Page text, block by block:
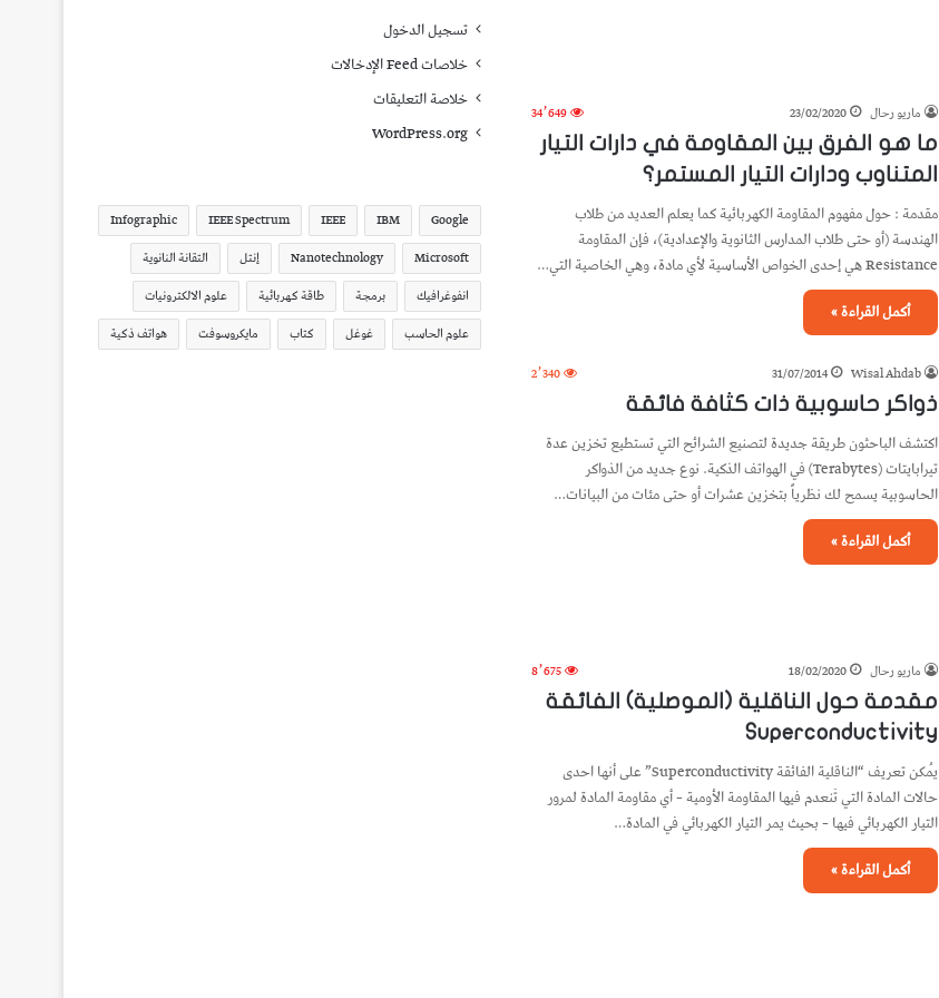
ماريو رحال 23/02/2020
34٬649
ما هو الفرق بين المقاومة في دارات التيار
المتناوب ودارات التيار المستمر؟
مقدمة : حول مفهوم المقاومة الكهربائية كما يعلم العديد من طلاب
الهندسة (أو حتى طلاب المدارس الثانوية والإعدادية)، فإن المقاومة
Resistance هي إحدى الخواص الأساسية لأي مادة، وهي الخاصية التي…
أكمل القراءة »
Wisal Ahdab
31/07/2014
2٬340
ذواكر حاسوبية ذات كثافة فائقة
اكتشف الباحثون طريقة جديدة لتصنيع الشرائح التي تستطيع تخزين عدة
تيرابايتات (Terabytes) في الهواتف الذكية. نوع جديد من الذواكر
الحاسوبية يسمح لك نظرياً بتخزين عشرات أو حتى مئات من البيانات…
أكمل القراءة »
ماريو رحال 18/02/2020
8٬675
مقدمة حول الناقلية (الموصلية) الفائقة
Superconductivity
يُمكن تعريف “الناقلية الفائقة Superconductivity” على أنها احدى
حالات المادة التي تَنعدم فيها المقاومة الأومية – أي مقاومة المادة لمرور
التيار الكهربائي فيها – بحيث يمر التيار الكهربائي في المادة…
أكمل القراءة »
تسجيل الدخول
خلاصات Feed الإدخالات
خلاصة التعليقات
WordPress.org
Google
IBM
IEEE
IEEE Spectrum
Infographic
Microsoft
Nanotechnology إنتل
التقانة النانوية
انفوغرافيك
برمجة طاقة كهربائية
علوم الالكترونيات
علوم الحاسب
غوغل كتاب مايكروسوفت هواتف ذكية